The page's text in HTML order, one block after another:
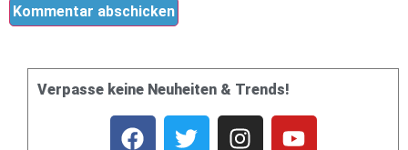
Verpasse keine Neuheiten & Trends!